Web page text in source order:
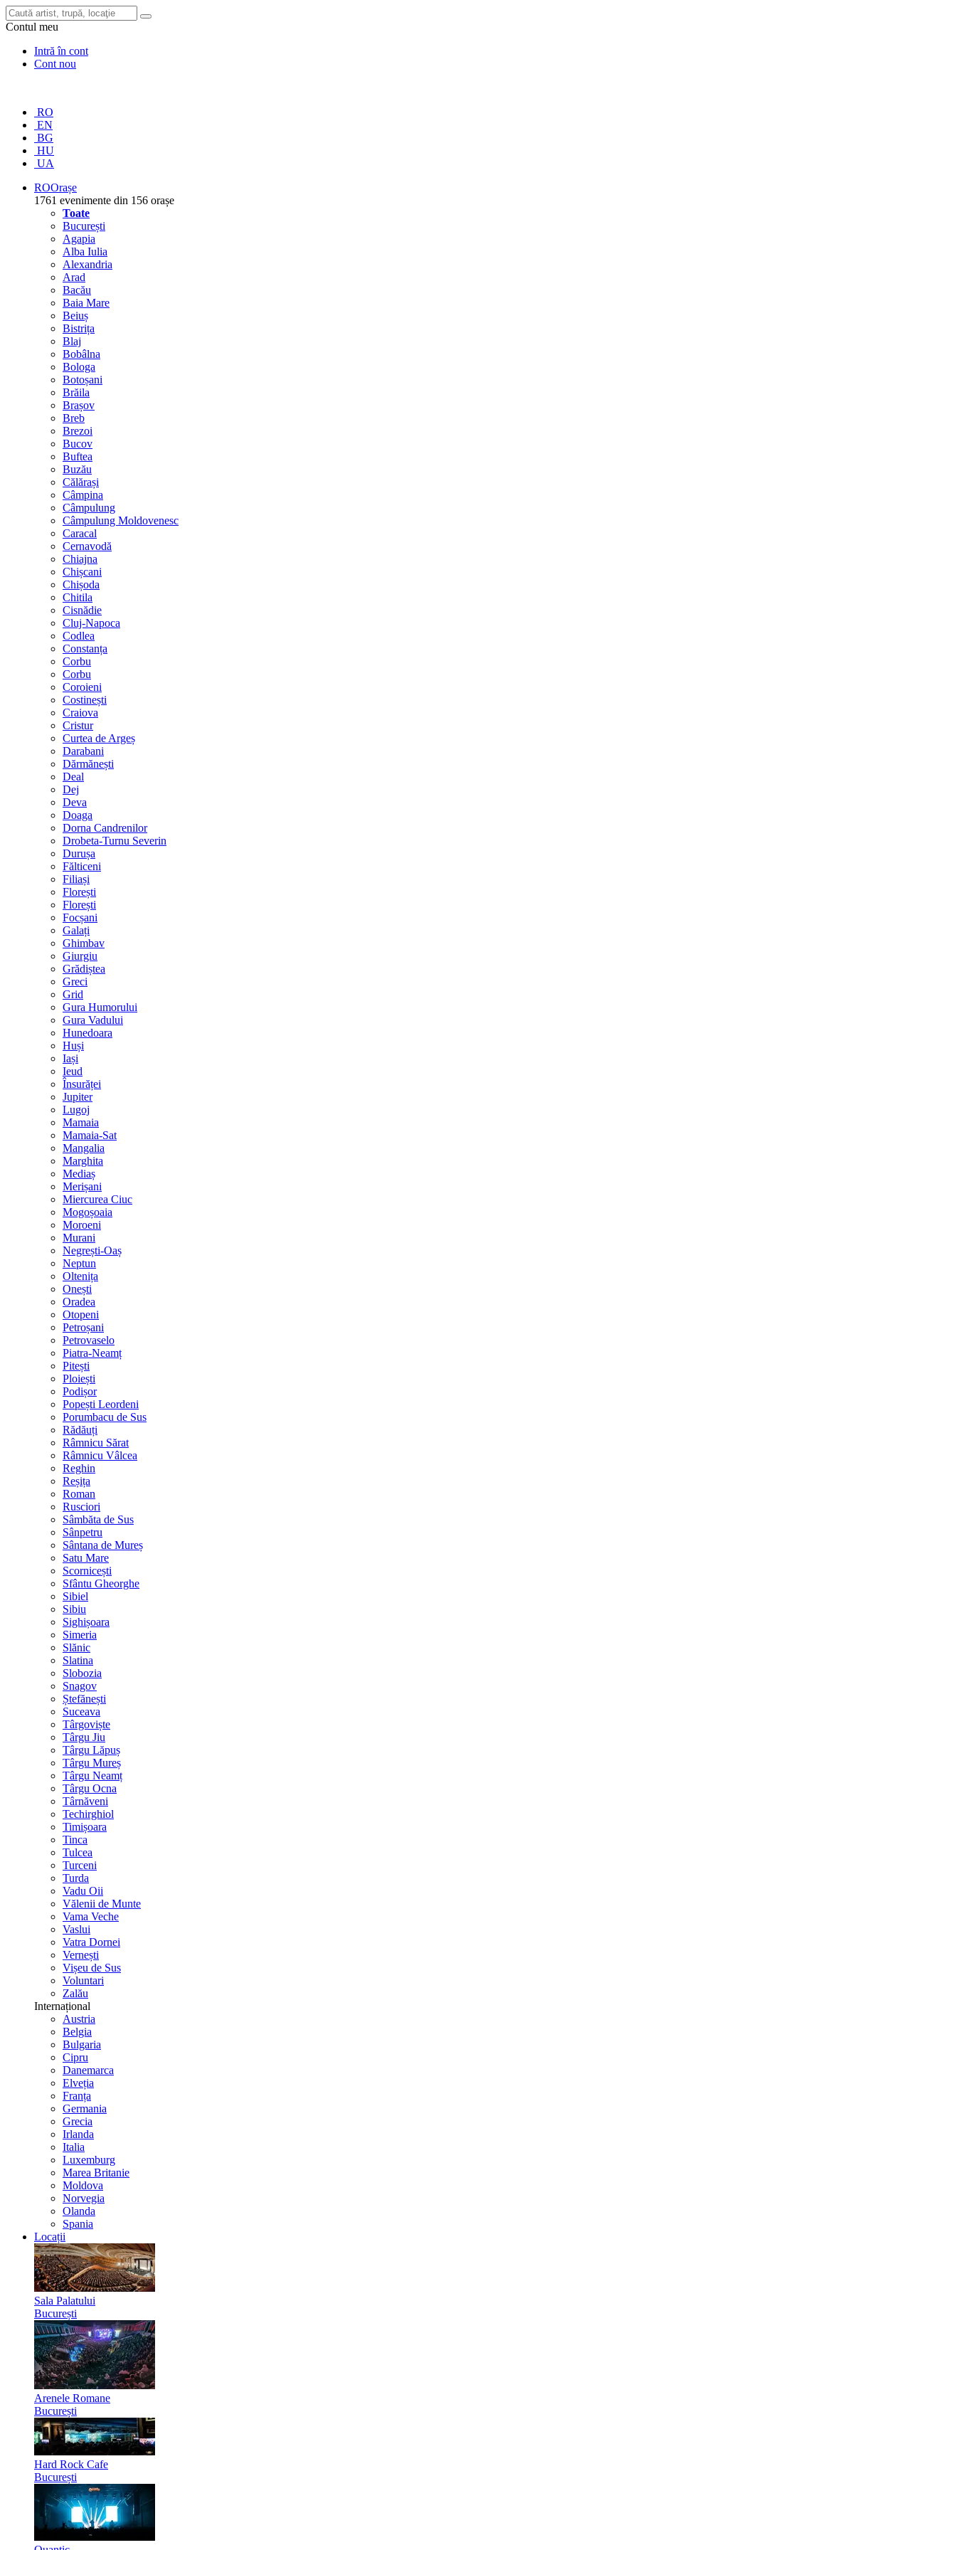
Contul meu
Intră în cont
Cont nou
RO
EN
BG
HU
UA
ROOrașe
1761 evenimente din 156 orașe
Toate
București
Agapia
Alba Iulia
Alexandria
Arad
Bacău
Baia Mare
Beiuș
Bistrița
Blaj
Bobâlna
Bologa
Botoșani
Brăila
Brașov
Breb
Brezoi
Bucov
Buftea
Buzău
Călărași
Câmpina
Câmpulung
Câmpulung Moldovenesc
Caracal
Cernavodă
Chiajna
Chișcani
Chișoda
Chitila
Cisnădie
Cluj-Napoca
Codlea
Constanța
Corbu
Corbu
Coroieni
Costinești
Craiova
Cristur
Curtea de Argeș
Darabani
Dărmănești
Deal
Dej
Deva
Doaga
Dorna Candrenilor
Drobeta-Turnu Severin
Durușa
Fălticeni
Filiași
Florești
Florești
Focșani
Galați
Ghimbav
Giurgiu
Grădiștea
Greci
Grid
Gura Humorului
Gura Vadului
Hunedoara
Huși
Iași
Ieud
Însurăței
Jupiter
Lugoj
Mamaia
Mamaia-Sat
Mangalia
Marghita
Mediaș
Merișani
Miercurea Ciuc
Mogoșoaia
Moroeni
Murani
Negrești-Oaș
Neptun
Oltenița
Onești
Oradea
Otopeni
Petroșani
Petrovaselo
Piatra-Neamț
Pitești
Ploiești
Podișor
Popești Leordeni
Porumbacu de Sus
Rădăuți
Râmnicu Sărat
Râmnicu Vâlcea
Reghin
Reșița
Roman
Rusciori
Sâmbăta de Sus
Sânpetru
Sântana de Mureș
Satu Mare
Scornicești
Sfântu Gheorghe
Sibiel
Sibiu
Sighișoara
Simeria
Slănic
Slatina
Slobozia
Snagov
Ștefănești
Suceava
Târgoviște
Târgu Jiu
Târgu Lăpuș
Târgu Mureș
Târgu Neamț
Târgu Ocna
Târnăveni
Techirghiol
Timișoara
Tinca
Tulcea
Turceni
Turda
Vadu Oii
Vălenii de Munte
Vama Veche
Vaslui
Vatra Dornei
Vernești
Vișeu de Sus
Voluntari
Zalău
Internațional
Austria
Belgia
Bulgaria
Cipru
Danemarca
Elveția
Franța
Germania
Grecia
Irlanda
Italia
Luxemburg
Marea Britanie
Moldova
Norvegia
Olanda
Spania
Locații
Sala Palatului
București
Arenele Romane
București
Hard Rock Cafe
București